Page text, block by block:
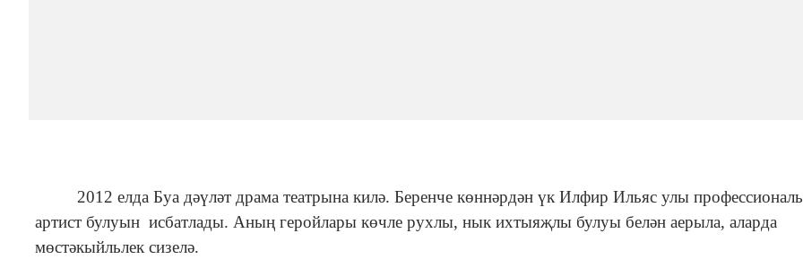
2012 елда Буа дәүләт драма театрына килә. Беренче көннәрдән үк Илфир Ильяс улы профессиональ
артист булуын исбатлады. Аның геройлары көчле рухлы, нык ихтыяҗлы булуы белән аерыла, аларда
мөстәкыйльлек сизелә.